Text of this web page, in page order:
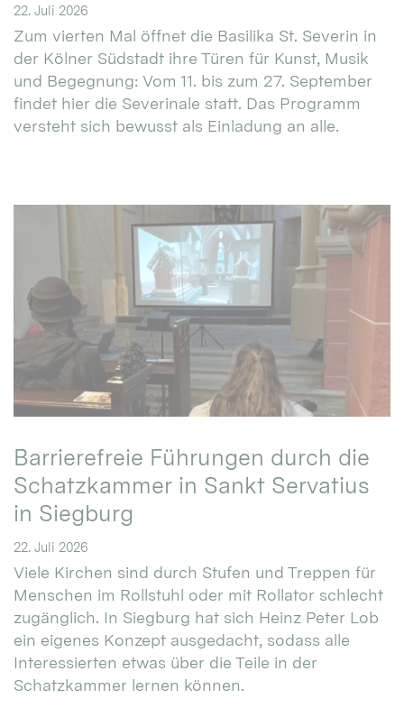
22. Juli 2026
Zum vierten Mal öffnet die Basilika St. Severin in
der Kölner Südstadt ihre Türen für Kunst, Musik
und Begegnung: Vom 11. bis zum 27. September
findet hier die Severinale statt. Das Programm
versteht sich bewusst als Einladung an alle.
Barrierefreie Führungen durch die
Schatzkammer in Sankt Servatius
in Siegburg
22. Juli 2026
Viele Kirchen sind durch Stufen und Treppen für
Menschen im Rollstuhl oder mit Rollator schlecht
zugänglich. In Siegburg hat sich Heinz Peter Lob
ein eigenes Konzept ausgedacht, sodass alle
Interessierten etwas über die Teile in der
Schatzkammer lernen können.